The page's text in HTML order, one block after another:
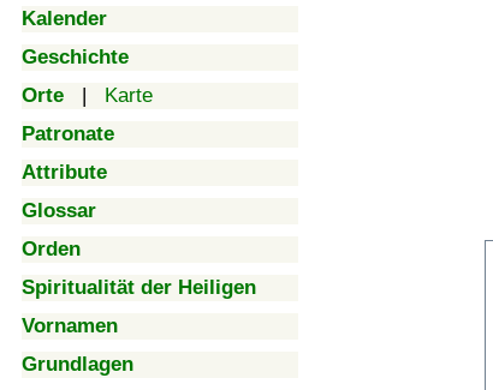
Kalender
Geschichte
Orte | Karte
Patronate
Attribute
Glossar
Orden
Spiritualität der Heiligen
Vornamen
Grundlagen